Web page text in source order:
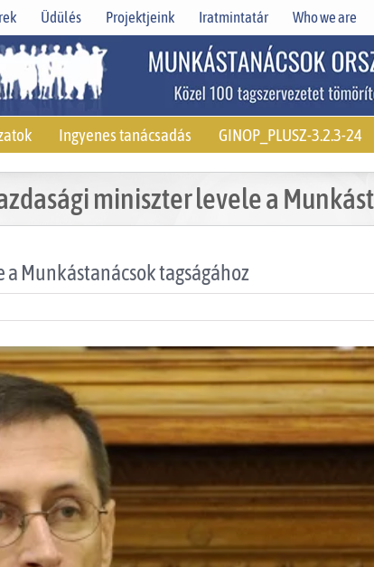
Üdülés Projektjeink Iratmintatár Who we are
Ingyenes tanácsadás GINOP_PLUSZ-3.2.3-24
miniszter levele a
Munkástanácsok tagságához